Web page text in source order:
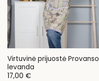
Virtuvinė prijuostė Provanso
levanda
17,00 €